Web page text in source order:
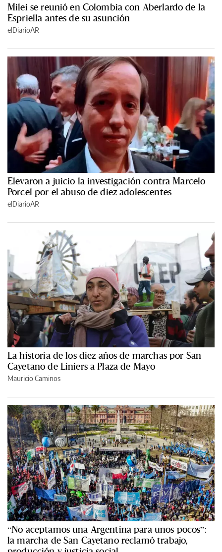
Milei se reunió en Colombia con Aberlardo de la
Espriella antes de su asunción
elDiarioAR
Elevaron a juicio la investigación contra Marcelo
Porcel por el abuso de diez adolescentes
elDiarioAR
La historia de los diez años de marchas por San
Cayetano de Liniers a Plaza de Mayo
Mauricio Caminos
“No aceptamos una Argentina para unos pocos”:
la marcha de San Cayetano reclamó trabajo,